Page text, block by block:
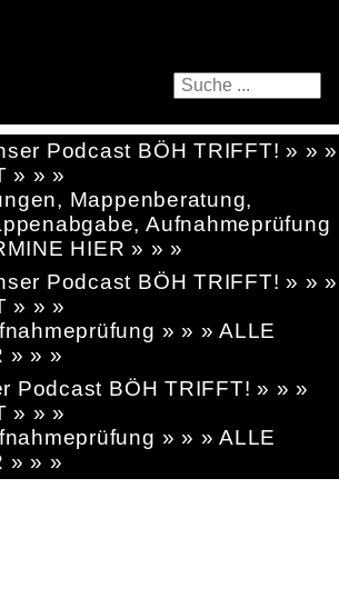
Podcast BÖH TRIFFT! » » »
» » »
Mappenberatung,
Aufnahmeprüfung
HIER » » »
Podcast BÖH TRIFFT! » » »
» » »
» » » ALLE
» » »
Podcast BÖH TRIFFT! » » »
» » »
» » » ALLE
» » »